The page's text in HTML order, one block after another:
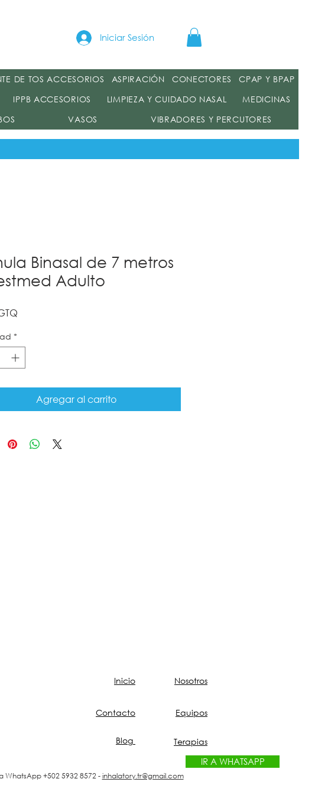
Iniciar Sesión
DE TOS ACCESORIOS ASPIRACIÓN CONECTORES
CPAP Y BPAP
IPPB ACCESORIOS LIMPIEZA Y CUIDADO NASAL
MEDICINAS
VASOS VIBRADORES Y PERCUTORES
Binasal de 7 metros
Adulto
*
Agregar al carrito
IR A WHATSAPP
Inicio Nosotros
Contacto Equipos
Blog Terapias
WhatsApp+502 5932 8572 -inhalatory.tr@gmail.com